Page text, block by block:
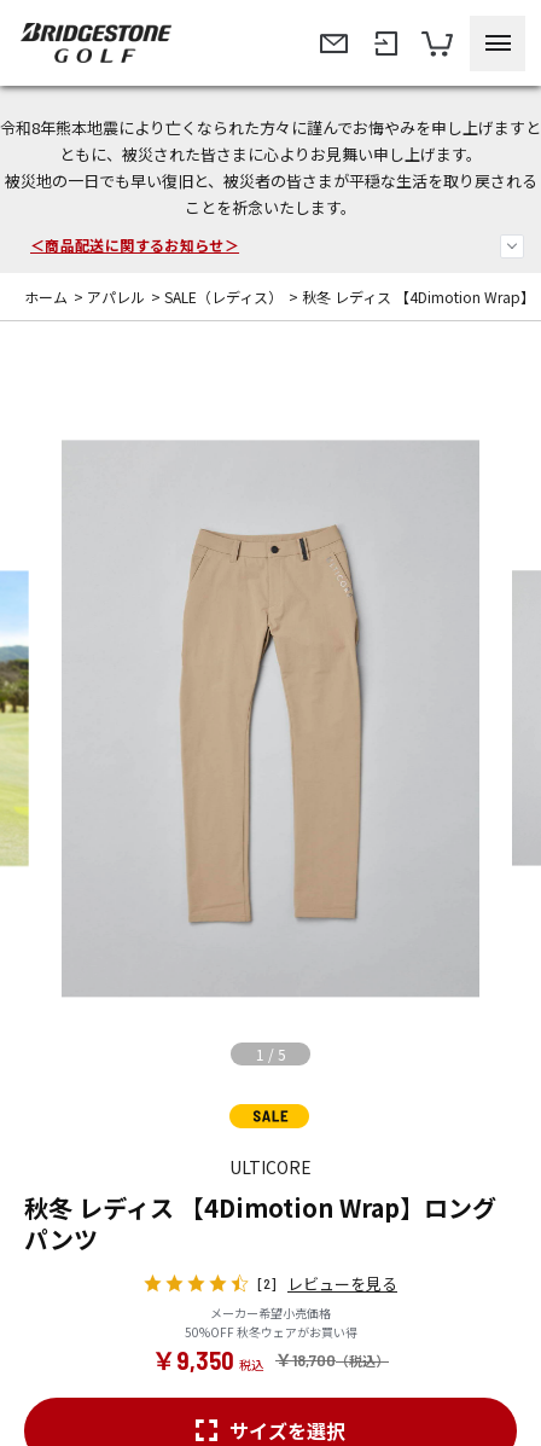
令和8年熊本地震により亡くなられた方々に謹んでお悔やみを申し上げますと
ともに、被災された皆さまに心よりお見舞い申し上げます。
被災地の一日でも早い復旧と、被災者の皆さまが平穏な生活を取り戻される
ことを祈念いたします。
＜夏季休暇中のご注文・発送・お問い合わせ＞
今なら新規会員登録で1,000円OFFクーポンプレゼント！
＜商品配送に関するお知らせ＞
ホーム > アパレル > SALE（レディス） > 秋冬 レディス 【4Dimotion Wrap】
1 / 5
ULTICORE
秋冬 レディス 【4Dimotion Wrap】ロング
パンツ
[2] レビューを見る
メーカー希望小売価格
50%OFF 秋冬ウェアがお買い得
￥18,700
￥9,350
サイズを選択